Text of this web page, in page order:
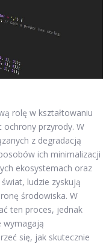
rolę w kształtowaniu
przyrody. W
z degradacją
ich minimalizacji
ekosystemach oraz
ludzie zyskują
środowiska. W
ten proces, jednak
wymagają
się, jak skutecznie